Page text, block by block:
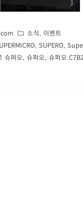
소식, 이벤트
, SUPERO,
슈퍼오, 슈퍼오, 슈퍼오